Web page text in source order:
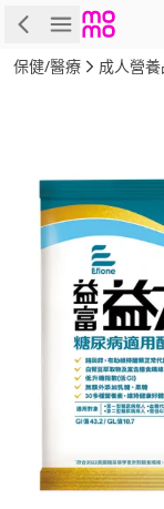
商品
保健/醫療 成人營養